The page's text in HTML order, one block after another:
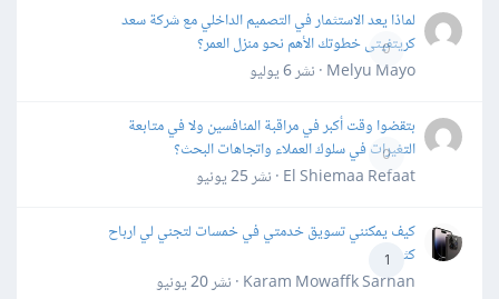
0
لماذا يعد الاستثمار في التصميم الداخلي مع شركة سعد
كريتفيتى خطوتك الأهم نحو منزل العمر؟
Melyu Mayo · نشر
6 يوليو
0
بتقضوا وقت أكبر في مراقبة المنافسين ولا في متابعة
التغيرات في سلوك العملاء واتجاهات البحث؟
El Shiemaa Refaat · نشر
25 يونيو
1
كيف يمكنني تسويق خدمتي في خمسات لتجني لي ارباح
كثيرة
Karam Mowaffk Sarhan · نشر
20 يونيو